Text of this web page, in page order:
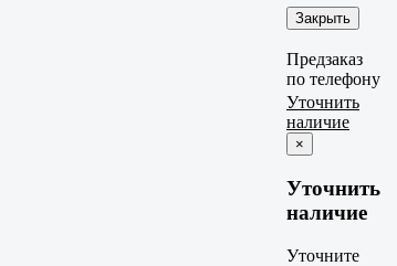
Закрыть
Предзаказ
по телефону
Уточнить
наличие
×
Уточнить
наличие
Уточните